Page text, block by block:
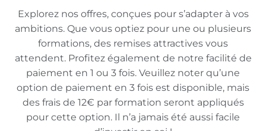
Explorez nos offres, conçues pour s’adapter à vos
ambitions. Que vous optiez pour une ou plusieurs
formations, des remises attractives vous
attendent. Profitez également de notre facilité de
paiement en 1 ou 3 fois. Veuillez noter qu’une
option de paiement en 3 fois est disponible, mais
des frais de 12€ par formation seront appliqués
pour cette option. Il n’a jamais été aussi facile